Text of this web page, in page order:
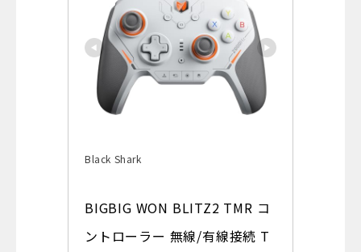
Black Shark
BIGBIG WON BLITZ2 TMR コ
ントローラー 無線/有線接続 T